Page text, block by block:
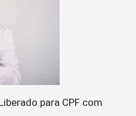
para CPF com